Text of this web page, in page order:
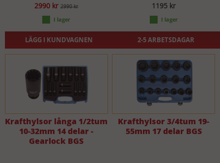
2990 kr 2990 kr
LÄGG I KUNDVAGNEN
1195 kr
2-5 ARBETSDAGAR
Krafthylsor långa 1/2tum
10-32mm 14 delar -
Gearlock BGS
Krafthylsor 3/4tum 19-
55mm 17 delar BGS